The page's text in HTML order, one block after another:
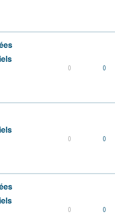
0 0
0 0
0 0